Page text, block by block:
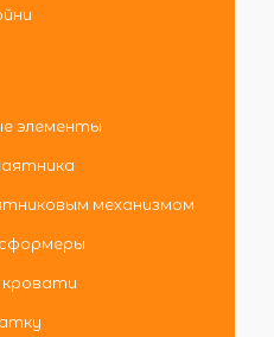
элементы
механизмом